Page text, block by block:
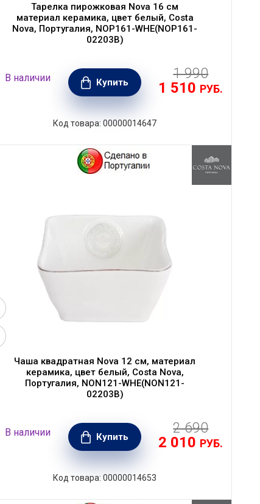
Тарелка пирожковая Nova 16 см
материал керамика, цвет белый, Costa
Nova, Португалия, NOP161-WHE(NOP161-
02203B)
В наличии Купить
1 990
1 510 РУБ.
Код товара: 00000014647
Чаша квадратная Nova 12 см, материал
керамика, цвет белый, Costa Nova,
Португалия, NON121-WHE(NON121-
02203B)
В наличии Купить
2 690
2 010 РУБ.
Код товара: 00000014653